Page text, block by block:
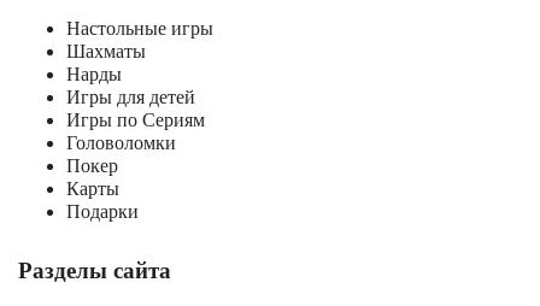
Настольные игры
Шахматы
Нарды
Игры для детей
Игры по Сериям
Головоломки
Покер
Карты
Подарки
Разделы сайта